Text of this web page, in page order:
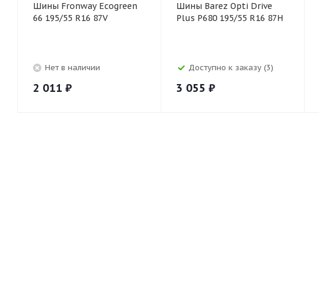
Шины Fronway Ecogreen
66 195/55 R16 87V
Нет в наличии
2 011 ₽
Шины Barez Opti Drive
Plus P680 195/55 R16 87H
Доступно к заказу (3)
3 055 ₽